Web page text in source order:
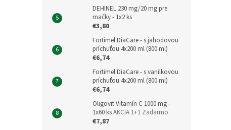
DEHINEL 230 mg/20 mg pre
mačky - 1x2 ks
€3,80
Fortimel DiaCare - s jahodovou
príchuťou 4x200 ml (800 ml)
€6,74
Fortimel DiaCare - s vanilkovou
príchuťou 4x200 ml (800 ml)
€6,74
Oligovit Vitamín C 1000 mg -
1x60 ksAKCIA 1+1 Zadarmo
€7,87